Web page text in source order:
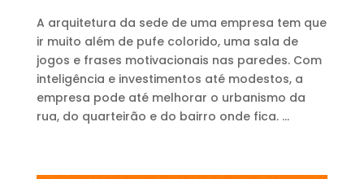
A arquitetura da sede de uma empresa tem que
ir muito além de pufe colorido, uma sala de
jogos e frases motivacionais nas paredes. Com
inteligência e investimentos até modestos, a
empresa pode até melhorar o urbanismo da
rua, do quarteirão e do bairro onde fica. ...